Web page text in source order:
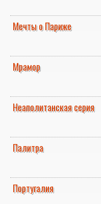
Мечты о Париже
Мрамор
Неаполитанская серия
Палитра
Португалия